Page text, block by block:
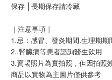
保存 │長期保存請冷藏
｜注意事項｜
1.忌：感冒、發炎期間.生理期期
2..腎臟病等患者諮詢醫生飲用
3.賣場照片為實拍照，但因拍照
商品以實物為主圖片僅供參考